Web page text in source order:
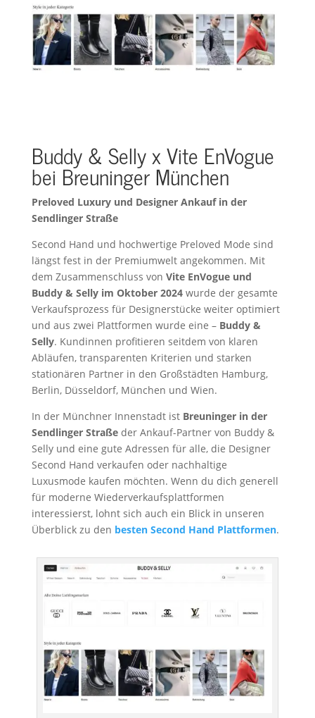
Buddy & Selly x Vite EnVogue
bei Breuninger München
Preloved Luxury und Designer Ankauf in der
Sendlinger Straße
Second Hand und hochwertige Preloved Mode sind
längst fest in der Premiumwelt angekommen. Mit
dem Zusammenschluss von Vite EnVogue und
Buddy & Selly im Oktober 2024wurde der gesamte
Verkaufsprozess für Designerstücke weiter optimiert
und aus zwei Plattformen wurde eine – Buddy &
Selly. Kundinnen profitieren seitdem von klaren
Abläufen, transparenten Kriterien und starken
stationären Partner in den Großstädten Hamburg,
Berlin, Düsseldorf, München und Wien.
In der Münchner Innenstadt ist Breuninger in der
Sendlinger Straßeder Ankauf-Partner von Buddy &
Selly und eine gute Adressen für alle, die Designer
Second Hand verkaufen oder nachhaltige
Luxusmode kaufen möchten. Wenn du dich generell
für moderne Wiederverkaufsplattformen
interessierst, lohnt sich auch ein Blick in unseren
Überblick zu den besten Second Hand Plattformen.